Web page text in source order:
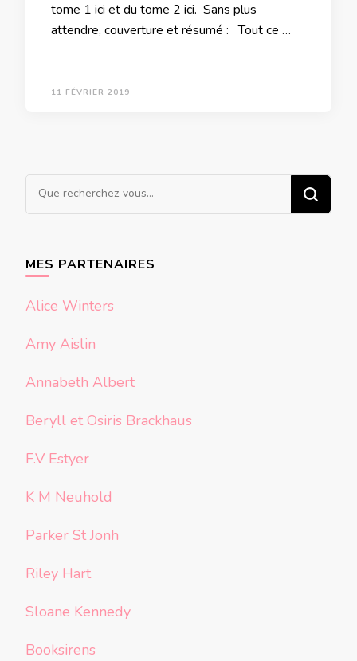
tome 1 ici et du tome 2 ici. Sans plus
attendre, couverture et résumé : Tout ce …
11 FÉVRIER 2019
Vous
recherchiez
MES PARTENAIRES
Alice Winters
Amy Aislin
Annabeth Albert
Beryll et Osiris Brackhaus
F.V Estyer
K M Neuhold
Parker St Jonh
Riley Hart
Sloane Kennedy
Booksirens